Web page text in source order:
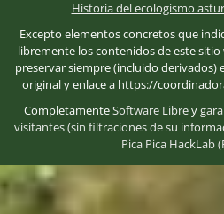
Historia del ecologismo
Excepto elementos concretos que
libremente los contenidos de este
preservar siempre (incluido derivados)
original y enlace a https://
CompletamenteSoftware Librey
visitantes (sin filtraciones de su
Pica Pica HackLab